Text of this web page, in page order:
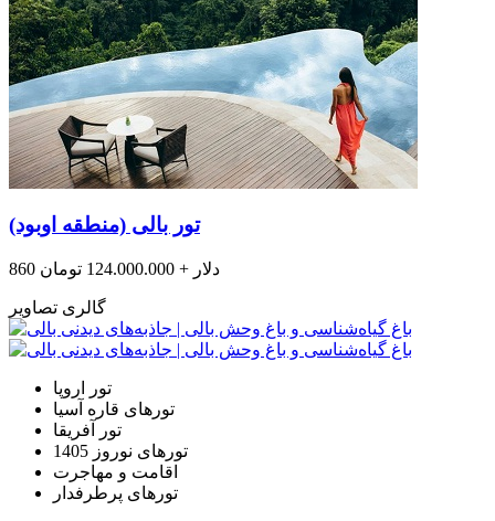
تور بالی (منطقه اوبود)
860 دلار + 124.000.000 تومان
گالری تصاویر
تور اروپا
تورهای قاره آسیا
تور آفریقا
تورهای نوروز 1405
اقامت و مهاجرت
تورهای پرطرفدار